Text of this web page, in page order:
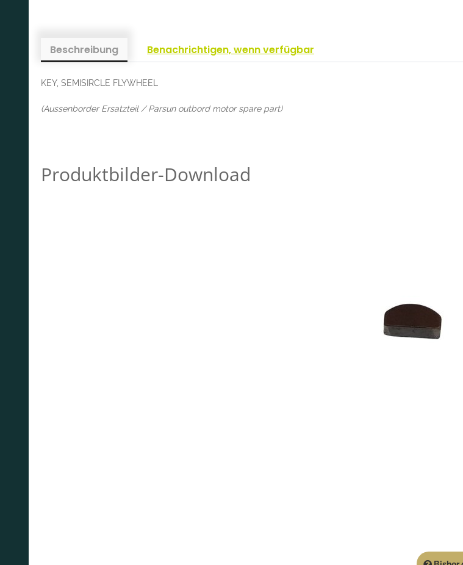
Beschreibung Benachrichtigen, wenn verfügbar
KEY, SEMISIRCLE FLYWHEEL
(Aussenborder Ersatzteil / Parsun outbord motor spare part)
Produktbilder-Download